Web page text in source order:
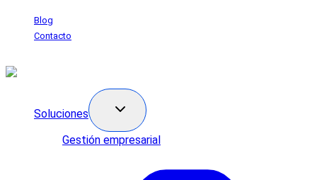
SaltarBlog
Contacto
Soluciones
Gestión empresarial